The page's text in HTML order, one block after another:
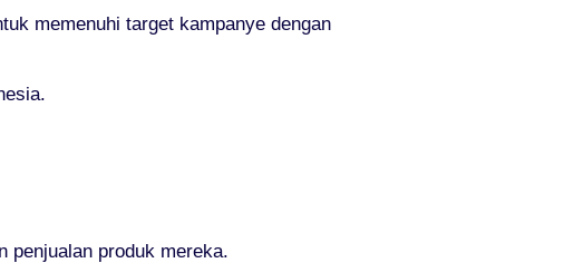
memenuhi target kampanye dengan
penjualan produk mereka.